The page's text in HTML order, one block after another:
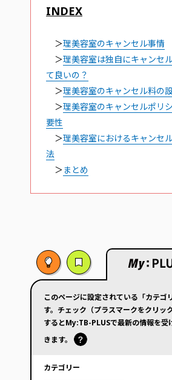
INDEX
＞理美容室のキャンセル事情
＞理美容室は独自にキャンセ
て良いの？
＞理美容室のキャンセル料の
＞理美容室のキャンセルポリ
要性
＞理美容室におけるキャンセ
法
＞まとめ
このページに設定されている「カテゴ
す。チェック（プラスマークをクリッ
するとMy:TB-PLUSで最新の情報を受
きます。
カテゴリー